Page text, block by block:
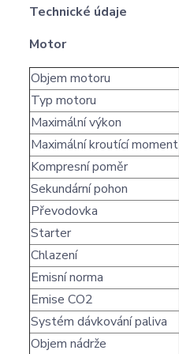
Technické údaje
Motor
Objem motoru
Typ motoru
Maximální výkon
Maximální kroutící moment
Kompresní poměr
Sekundární pohon
Převodovka
Starter
Chlazení
Emisní norma
Emise CO2
Systém dávkování paliva
Objem nádrže